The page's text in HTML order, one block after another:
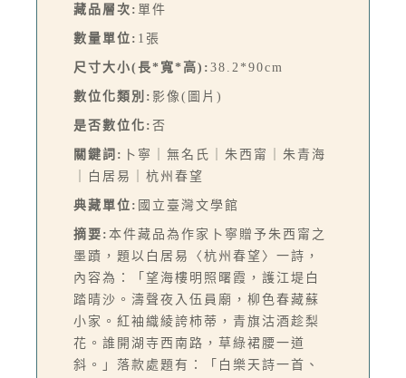
藏品層次: 單件
數量單位: 1張
尺寸大小(長*寬*高): 38.2*90cm
數位化類別: 影像(圖片)
是否數位化: 否
關鍵詞: 卜寧｜無名氏｜朱西甯｜朱青海
｜白居易｜杭州春望
典藏單位: 國立臺灣文學館
摘要: 本件藏品為作家卜寧贈予朱西甯之
墨蹟，題以白居易〈杭州春望〉一詩，
內容為：「望海樓明照曙霞，護江堤白
踏晴沙。濤聲夜入伍員廟，柳色春藏蘇
小家。紅袖織綾誇柿蒂，青旗沽酒趁梨
花。誰開湖寺西南路，草綠裙腰一道
斜。」落款處題有：「白樂天詩一首、